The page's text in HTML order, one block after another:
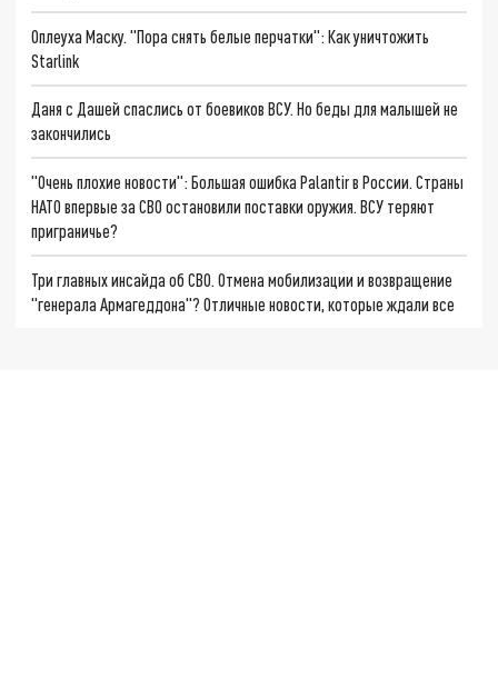
Оплеуха Маску. "Пора снять белые перчатки": Как уничтожить
Starlink
Даня с Дашей спаслись от боевиков ВСУ. Но беды для малышей не
закончились
"Очень плохие новости": Большая ошибка Palantir в России. Страны
НАТО впервые за СВО остановили поставки оружия. ВСУ теряют
приграничье?
Три главных инсайда об СВО. Отмена мобилизации и возвращение
"генерала Армагеддона"? Отличные новости, которые ждали все